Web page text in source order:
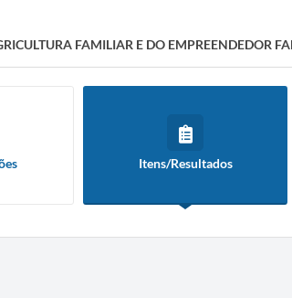
FAMILIAR E DO EMPREENDEDOR
Itens/Resultados